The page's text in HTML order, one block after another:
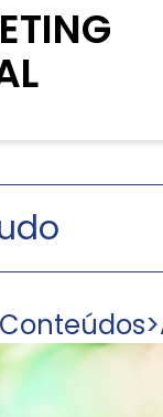
Conteúdos>